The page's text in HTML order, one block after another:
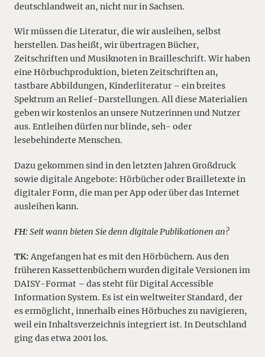
deutschlandweit an, nicht nur in Sachsen.
Wir müssen die Literatur, die wir ausleihen, selbst
herstellen. Das heißt, wir übertragen Bücher,
Zeitschriften und Musiknoten in Brailleschrift. Wir haben
eine Hörbuchproduktion, bieten Zeitschriften an,
tastbare Abbildungen, Kinderliteratur – ein breites
Spektrum an Relief-Darstellungen. All diese Materialien
geben wir kostenlos an unsere Nutzerinnen und Nutzer
aus. Entleihen dürfen nur blinde, seh- oder
lesebehinderte Menschen.
Dazu gekommen sind in den letzten Jahren Großdruck
sowie digitale Angebote: Hörbücher oder Brailletexte in
digitaler Form, die man per App oder über das Internet
ausleihen kann.
FH: Seit wann bieten Sie denn digitale Publikationen an?
TK:Angefangen hat es mit den Hörbüchern. Aus den
früheren Kassettenbüchern wurden digitale Versionen im
DAISY-Format – das steht für Digital Accessible
Information System. Es ist ein weltweiter Standard, der
es ermöglicht, innerhalb eines Hörbuches zu navigieren,
weil ein Inhaltsverzeichnis integriert ist. In Deutschland
ging das etwa 2001 los.